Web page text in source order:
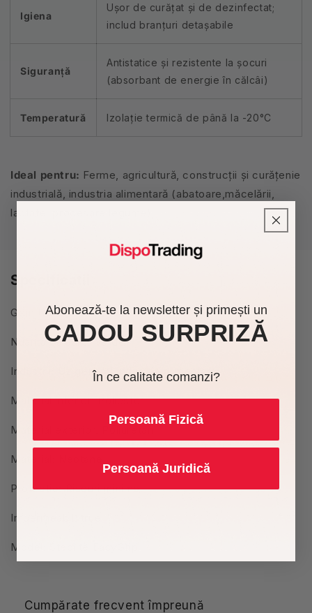
Igiena
Ușor de curățat și de dezinfectat;
includ branțuri detașabile
Siguranță
Antistatice și rezistente la șocuri
(absorbant de energie în călcâi)
Temperatură Izolație termică de până la -20°C
Ideal pentru: Ferme, agricultură, construcții și curățenie
industrială, industria alimentară (abatoare,măcelării,
lactate, procesare legume),
Specificatii
Gen: Unisex
Nuanta culoare: Verde
Industrii: Uz general,Industria alimentara
Material interior: Poliester
Material exterior: Poliuretan
Material: Neotane
Protectie: Riscuri minime
Impermeabil: true
Model: Steplite EasyGrip
Cumpărate frecvent împreună
Abonează-te la newsletter și primești un
CADOU SURPRIZĂ
În ce calitate comanzi?
Persoană Fizică
Persoană Juridică